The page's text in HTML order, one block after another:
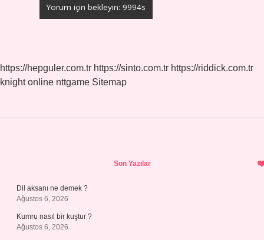
https://hepguler.com.tr https://sinto.com.tr https://riddick.com.tr
knight online nttgame Sitemap
Son Yazılar
Dil aksanı ne demek ?
Ağustos 6, 2026
Kumru nasıl bir kuştur ?
Ağustos 6, 2026